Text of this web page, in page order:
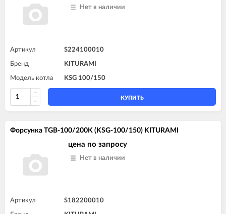
Нет в наличии
Артикул S224100010
Бренд KITURAMI
Модель котла KSG 100/150
КУПИТЬ
Форсунка TGB-100/200K (KSG-100/150) KITURAMI
цена по запросу
Нет в наличии
Артикул S182200010